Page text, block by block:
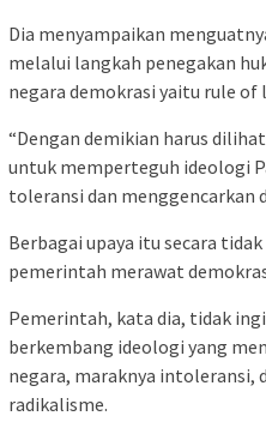
Dia menyampaikan
melalui langkah penegakan
negara demokrasi yaitu rule of
“Dengan demikian harus
untuk memperteguh ideologi
toleransi dan menggencarkan
Berbagai upaya itu secara
pemerintah merawat
Pemerintah, kata dia, tidak
berkembang ideologi yang
negara, maraknya intoleransi,
radikalisme.